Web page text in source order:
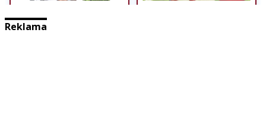
Reklama